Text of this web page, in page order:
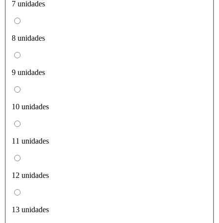
7 unidades
8 unidades
9 unidades
10 unidades
11 unidades
12 unidades
13 unidades